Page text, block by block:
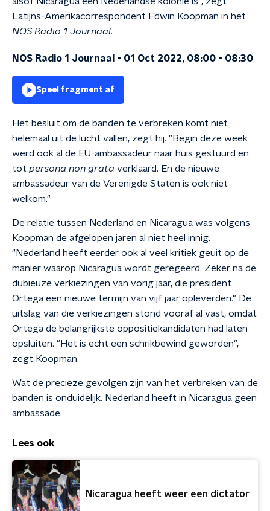
Latijns-Amerikacorrespondent Edwin Koopman in het
NOS Radio 1 Journaal.
NOS Radio 1 Journaal - 01 Oct 2022, 08:00 - 08:30
Speel fragment af
Het besluit om de banden te verbreken komt niet
helemaal uit de lucht vallen, zegt hij. "Begin deze week
werd ook al de EU-ambassadeur naar huis gestuurd en
tot persona non grata verklaard. En de nieuwe
ambassadeur van de Verenigde Staten is ook niet
welkom."
De relatie tussen Nederland en Nicaragua was volgens
Koopman de afgelopen jaren al niet heel innig.
"Nederland heeft eerder ook al veel kritiek geuit op de
manier waarop Nicaragua wordt geregeerd. Zeker na de
dubieuze verkiezingen van vorig jaar, die president
Ortega een nieuwe termijn van vijf jaar opleverden." De
uitslag van die verkiezingen stond vooraf al vast, omdat
Ortega de belangrijkste oppositiekandidaten had laten
opsluiten. "Het is echt een schrikbewind geworden",
zegt Koopman.
Wat de precieze gevolgen zijn van het verbreken van de
banden is onduidelijk. Nederland heeft in Nicaragua geen
ambassade.
Lees ook
Nicaragua heeft weer een dictator